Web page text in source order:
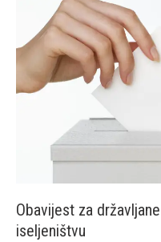
Obavijest za
iseljeništvu